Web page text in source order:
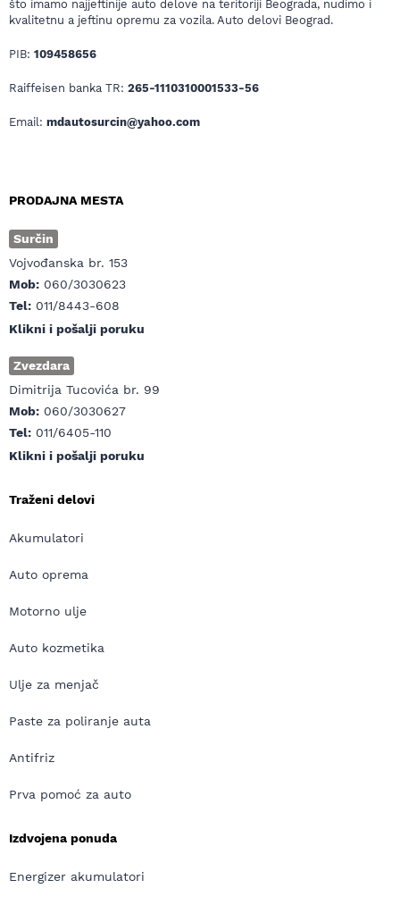
što imamo najjeftinije auto delove na teritoriji Beograda, nudimo i
kvalitetnu a jeftinu opremu za vozila. Auto delovi Beograd.
PIB: 109458656
Raiffeisen banka TR: 265-1110310001533-56
Email: mdautosurcin@yahoo.com
PRODAJNA MESTA
Surčin
Vojvođanska br. 153
Mob: 060/3030623
Tel: 011/8443-608
Klikni i pošalji poruku
Zvezdara
Dimitrija Tucovića br. 99
Mob: 060/3030627
Tel: 011/6405-110
Klikni i pošalji poruku
Traženi delovi
Akumulatori
Auto oprema
Motorno ulje
Auto kozmetika
Ulje za menjač
Paste za poliranje auta
Antifriz
Prva pomoć za auto
Izdvojena ponuda
Energizer akumulatori